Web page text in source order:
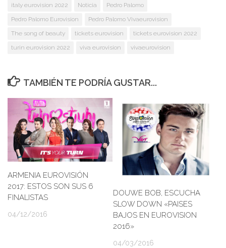
italy eurovision 2022
Noticia
Pedro Palomo
Pedro Palomo Eurovision
Pedro Palomo Vivaeurovision
The song of beauty
tickets eurovision
tickets eurovision 2022
turin eurovision 2022
viva eurovision vivaeurovision
TAMBIÉN TE PODRÍA GUSTAR...
ARMENIA EUROVISIÓN
2017: ESTOS SON SUS 6
FINALISTAS
04/12/2016
DOUWE BOB, ESCUCHA
SLOW DOWN «PAISES
BAJOS EN EUROVISION
2016»
04/03/2016